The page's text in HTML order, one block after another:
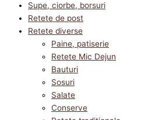
Supe, ciorbe, borsuri
Retete de post
Retete diverse
Paine, patiserie
Retete Mic Dejun
Bauturi
Sosuri
Salate
Conserve